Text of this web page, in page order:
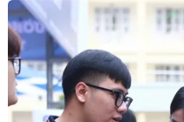
TIN LIÊN QUAN